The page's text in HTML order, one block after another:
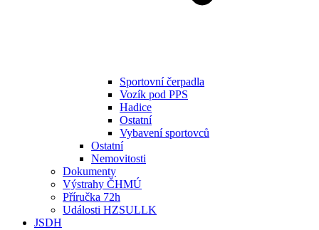
Sportovní čerpadla
Vozík pod PPS
Hadice
Ostatní
Vybavení sportovců
Ostatní
Nemovitosti
Dokumenty
Výstrahy ČHMÚ
Příručka 72h
Události HZSULLK
JSDH